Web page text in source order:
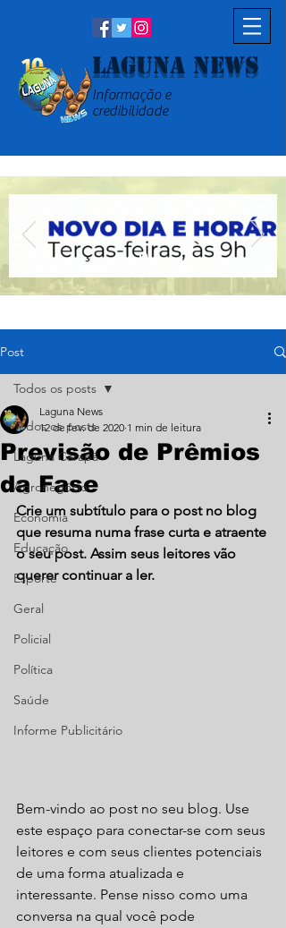
Laguna News
Informação e
credibilidade
Post
Todos os posts
Laguna Carapã
Agronegócio
Economia
Educação
Esporte
Geral
Policial
Política
Saúde
Informe Publicitário
Todos os posts
Previsão de Prêmios
da Fase
Laguna News
12 de fev. de 2020 1 min de leitura
Crie um subtítulo para o post no blog
que resuma numa frase curta e atraente
o seu post. Assim seus leitores vão
querer continuar a ler.
Bem-vindo ao post no seu blog. Use
este espaço para conectar-se com seus
leitores e com seus clientes potenciais
de uma forma atualizada e
interessante. Pense nisso como uma
conversa na qual você pode